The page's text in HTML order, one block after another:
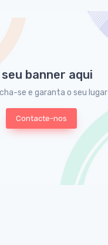
seu banner aqui
se e garanta o seu lugar
Contacte-nos